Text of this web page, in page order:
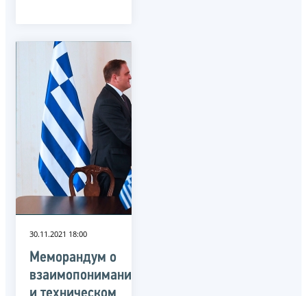
30.11.2021 18:00
Меморандум о
взаимопонимании